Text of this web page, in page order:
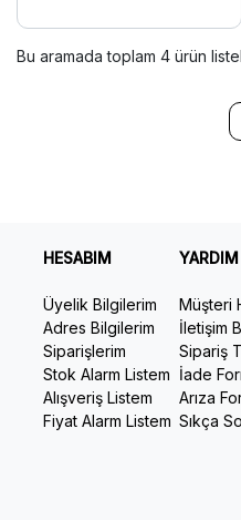
Bu aramada toplam 4 ürün
HESABIM
Üyelik Bilgilerim
Adres Bilgilerim
Siparişlerim
Stok Alarm Listem
Alışveriş Listem
Fiyat Alarm Listem
Müşteri
İletişim
Sipariş
İade
Arıza
Sıkça